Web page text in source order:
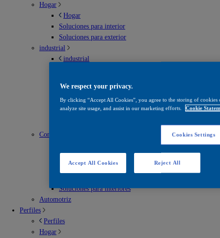
Hogar
Hogar
Soluciones para interior
Soluciones para exterior
industrial
industrial
Madera
Mantenimiento
Recubrimientos en polvo
Construcción
Escenarios deportivos
Soluciones para exterior
Soluciones para interiores
Automotriz
Perfiles
Perfiles
Hogar
We respect your privacy.
By clicking “Accept All Cookies”, you agree to the storing of
analyze site usage, and assist in our marketing efforts.
Cookie
Cookies Settings
Reject All
Accept All Cookies